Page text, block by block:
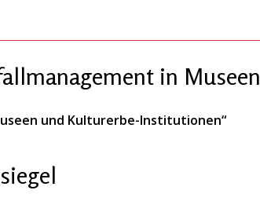
in Museen
und Kulturerbe-Institutionen“